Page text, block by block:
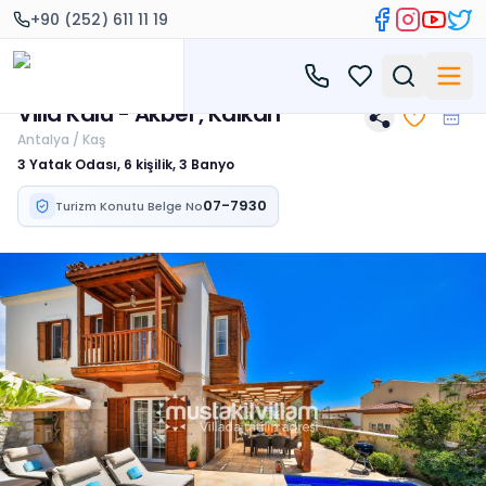
+90 (252) 611 11 19
Villa Kalu - Akbel , Kalkan
Antalya / Kaş
3 Yatak Odası, 6 kişilik, 3 Banyo
Turizm Konutu Belge No07-7930